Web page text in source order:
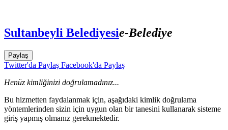
Sultanbeyli Belediyesie-Belediye
Paylaş
Twitter'da Paylaş Facebook'da Paylaş
Henüz kimliğinizi doğrulamadınız...
Bu hizmetten faydalanmak için, aşağıdaki kimlik doğrulama
yöntemlerinden sizin için uygun olan bir tanesini kullanarak sisteme
giriş yapmış olmanız gerekmektedir.